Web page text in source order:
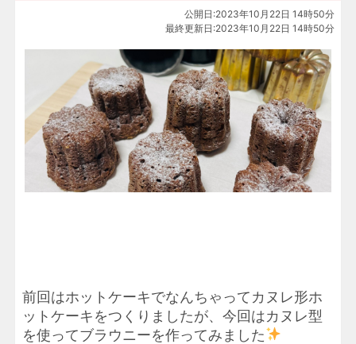
公開日:2023年10月22日 14時50分
最終更新日:2023年10月22日 14時50分
前回はホットケーキでなんちゃってカヌレ形ホ
ットケーキをつくりましたが、今回はカヌレ型
を使ってブラウニーを作ってみました